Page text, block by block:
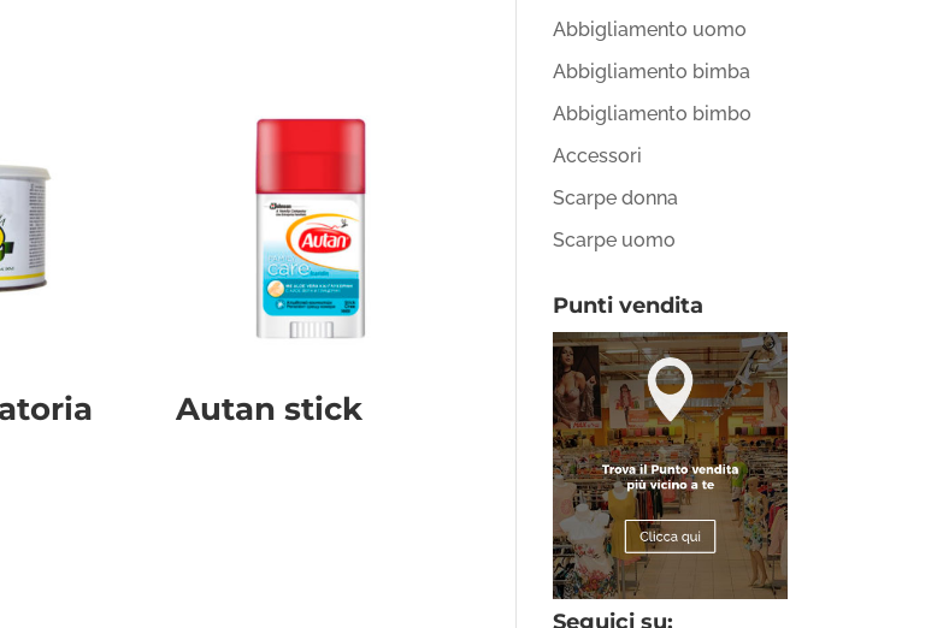
Autan stick
Abbigliamento uomo
Abbigliamento bimba
Abbigliamento bimbo
Accessori
Scarpe donna
Scarpe uomo
Punti vendita
Seguici su: